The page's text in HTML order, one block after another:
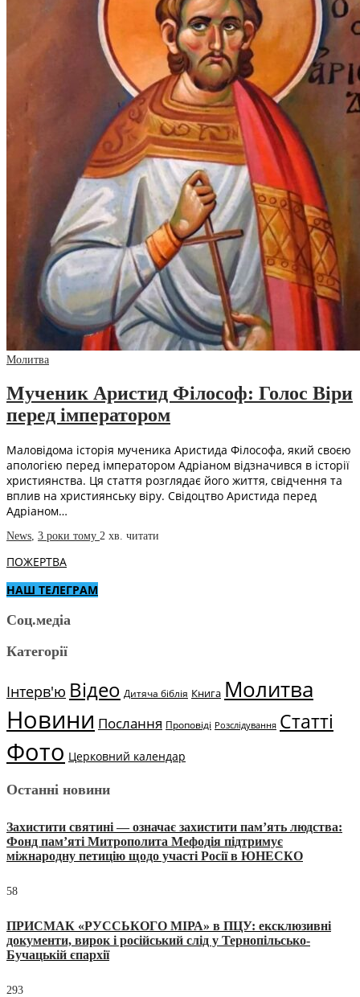
Молитва
Мученик Аристид Філософ: Голос Віри
перед імператором
Маловідома історія мученика Аристида Філософа, який своєю
апологією перед імператором Адріаном відзначився в історії
християнства. Ця стаття розглядає його життя, свідчення та
вплив на християнську віру. Свідоцтво Аристида перед
Адріаном…
News, 3 роки тому 2 хв. читати
ПОЖЕРТВА
НАШ ТЕЛЕГРАМ
Соц.медіа
Категорії
Інтерв'ю Відео Дитяча біблія Книга Молитва
Новини Послання Проповіді Розслідування Статті
Фото Церковний календар
Останні новини
Захистити святині — означає захистити пам’ять людства:
Фонд пам’яті Митрополита Мефодія підтримує
міжнародну петицію щодо участі Росії в ЮНЕСКО
58
ПРИСМАК «РУССЬКОГО МІРА» в ПЦУ: ексклюзивні
документи, вирок і російський слід у Тернопільсько-
Бучацькій єпархії
293